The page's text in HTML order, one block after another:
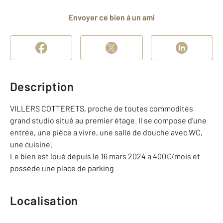
Envoyer ce bien à un ami
Description
VILLERS COTTERETS, proche de toutes commodités
grand studio situé au premier étage. Il se compose d'une
entrée, une pièce a vivre, une salle de douche avec WC,
une cuisine.
Le bien est loué depuis le 16 mars 2024 a 400€/mois et
possède une place de parking
Localisation